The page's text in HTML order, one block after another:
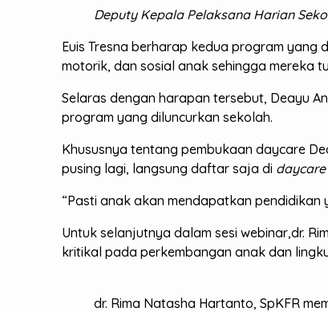
Deputy Kepala Pelaksana Harian
Euis Tresna berharap kedua program
motorik, dan sosial anak sehingga mereka
Selaras dengan harapan tersebut, Deayu
program yang diluncurkan sekolah.
Khususnya tentang pembukaan daycare
pusing lagi, langsung daftar saja di daycare
“Pasti anak akan mendapatkan
Untuk selanjutnya dalam sesi webinar,dr.
kritikal pada perkembangan anak dan
dr. Rima Natasha Hartanto, SpKFR